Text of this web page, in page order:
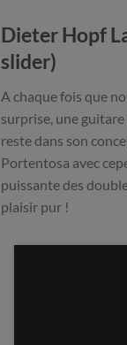
Dieter Hopf
slider)
A chaque fois que
surprise, une
reste dans son
Portentosa avec
puissante des
plaisir pur !